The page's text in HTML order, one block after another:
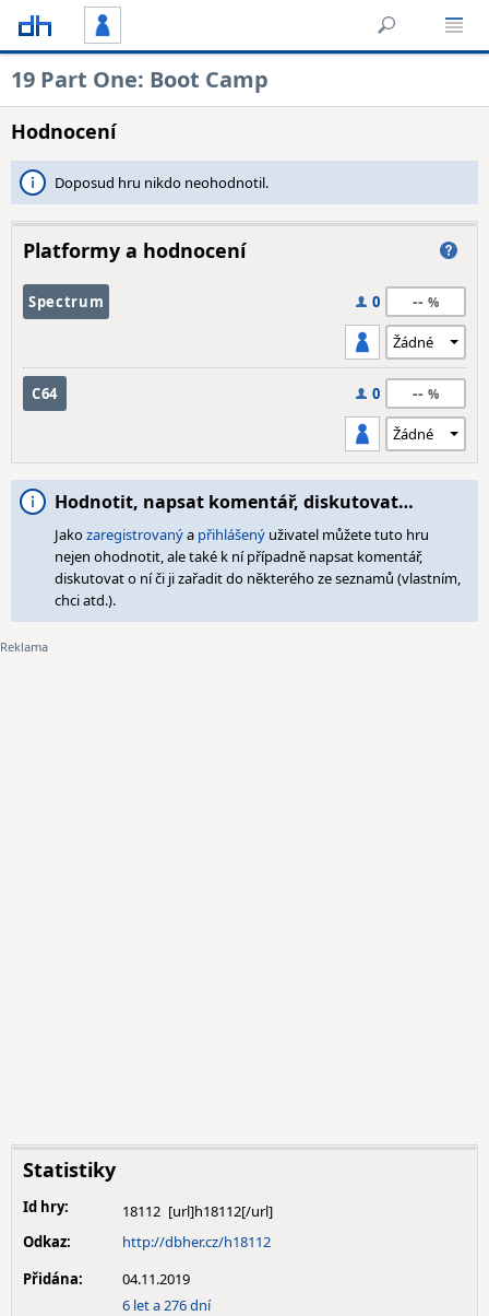
19 Part One: Boot Camp
Hodnocení
Doposud hru nikdo neohodnotil.
Platformy a hodnocení
Spectrum 0 --
C64 0 --
Hodnotit, napsat komentář, diskutovat…
Jakozaregistrovanýa přihlášený uživatel můžete tuto hru
nejen ohodnotit, ale také k ní případně napsat komentář,
diskutovat o ní či ji zařadit do některého ze seznamů (vlastním,
chci atd.).
Statistiky
Id hry:
18112
Odkaz:
http://dbher.cz/h18112
Přidána:
04.11.2019
6 let a 276 dní